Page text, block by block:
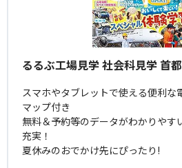
るるぶ工場見学 社会科見学 首
スマホやタブレットで使える便利な
マップ付き
無料＆予約等のデータがわかりやす
充実！
夏休みのおでかけ先にぴったり!